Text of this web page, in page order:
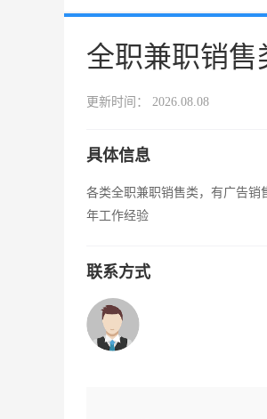
全职兼职销售
更新时间： 2026.08.08
具体信息
各类全职兼职销售类，有广告销
年工作经验
联系方式